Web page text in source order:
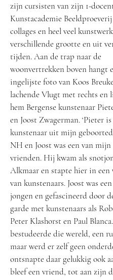
zijn cursisten van zijn 1-
Kunstacademie
collages en heel veel
verschillende grootte en uit
tijden. Aan de trap naar de
woonvertrekken boven hangt
ingelijste foto van Koos
lachende Vlugt met rechts en
hem Bergense kunstenaar
en Joost Zwagerman. ‘Pieter
kunstenaar uit mijn
NH en Joost was een van mijn
vrienden. Hij kwam als
Alkmaar en stapte hier in een
van kunstenaars. Joost was
jongen en gefascineerd door
garde met kunstenaars als
Peter Klashorst en Paul
bestudeerde die wereld, een
maar werd er zelf geen
ontsnapte daar gelukkig ook
bleef een vriend, tot aan zijn